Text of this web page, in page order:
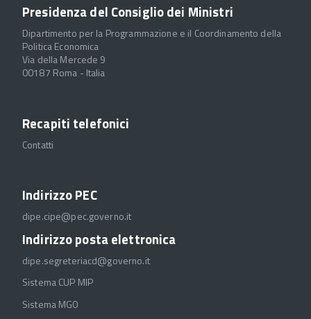
Presidenza del Consiglio dei Ministri
Dipartimento per la Programmazione e il Coordinamento della
Politica Economica
Via della Mercede 9
00187 Roma - Italia
Recapiti telefonici
Contatti
Indirizzo PEC
dipe.cipe@pec.governo.it
Indirizzo posta elettronica
dipe.segreteriacd@governo.it
Sistema CUP MIP
Sistema MGO